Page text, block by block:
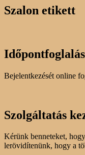
Szalon etikett
Időpontfoglalás
Bejelentkezését online
Szolgáltatás
Kérünk benneteket,
lerövidítenünk, hogy a